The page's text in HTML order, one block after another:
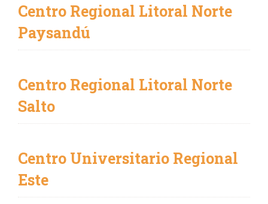
Centro Regional Litoral Norte
Paysandú
Centro Regional Litoral Norte
Salto
Centro Universitario Regional
Este